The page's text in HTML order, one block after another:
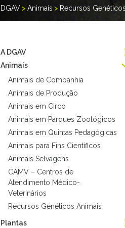
DGAV > Animais > Recursos
A DGAV
Animais
Animais de Companhia
Animais de Produção
Animais em Circo
Animais em Parques Zoológicos
Animais em Quintas Pedagógicas
Animais para Fins Científicos
Animais Selvagens
CAMV – Centros de
Atendimento Médico-
Veterinários
Recursos Genéticos Animais
Plantas